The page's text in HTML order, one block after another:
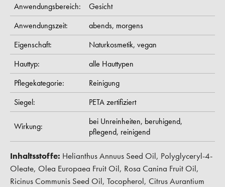
Anwendungsbereich:
Gesicht
Anwendungszeit:
abends, morgens
Eigenschaft:
Naturkosmetik, vegan
Hauttyp:
alle Hauttypen
Pflegekategorie:
Reinigung
Siegel:
PETA zertifiziert
Wirkung: bei Unreinheiten, beruhigend,
pflegend, reinigend
Inhaltsstoffe: Helianthus Annuus Seed Oil, Polyglyceryl-4-
Oleate, Olea Europaea Fruit Oil, Rosa Canina Fruit Oil,
Ricinus Communis Seed Oil, Tocopherol, Citrus Aurantium